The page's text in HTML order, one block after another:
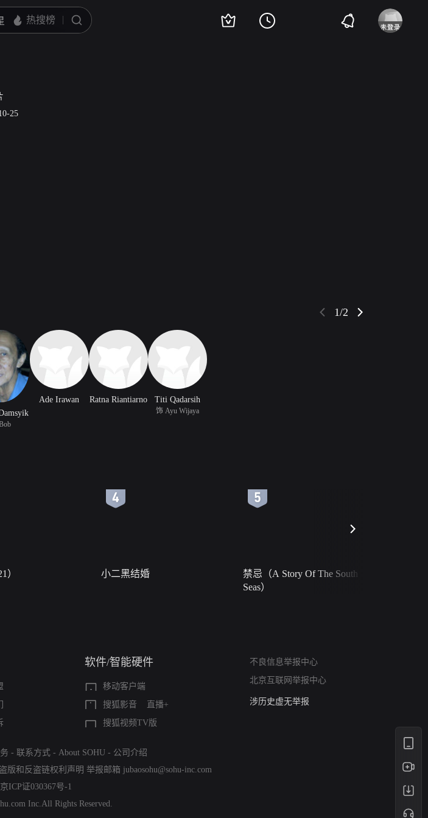
Henky Solaiman
25
1/2
Ade Irawan Ratna Riantiarno Titi Qadarsih
饰 Ayu Wijaya
） 小二黑结婚
禁忌（A Story Of The South
Seas）
软件/智能硬件
移动客户端
搜狐影音
直播+
搜狐视频TV版
不良信息举报中心
北京互联网举报中心
亚运会举报专区
涉历史虚无举报
- 联系方式 - About SOHU - 公司介绍
版和反盗链权利声明 举报邮箱 jubaosohu@sohu-inc.com
京ICP证030367号-1
Inc.All Rights Reserved.